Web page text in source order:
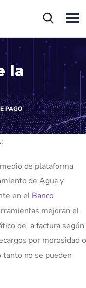
la
PAGO
de plataforma
de Agua y
en el Banco
mejoran el
de la factura según
por morosidad o
no se pueden